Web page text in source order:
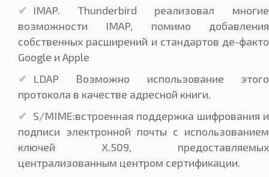
IMAP. Thunderbird реализовал многие
возможности IMAP, помимо добавления
собственных расширений и стандартов де-факто
Google и Apple
LDAP Возможно использование этого
протокола в качестве адресной книги.
S/MIME:встроенная поддержка шифрования и
подписи электронной почты с использованием
ключей X.509, предоставляемых
централизованным центром сертификации.